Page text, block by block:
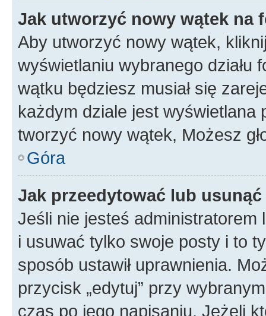
Jak utworzyć nowy wątek na
Aby utworzyć nowy wątek,
wyświetlaniu wybranego działu
wątku będziesz musiał się
każdym dziale jest wyświetlana
tworzyć nowy wątek, Możesz
Góra
Jak przeedytować lub
Jeśli nie jesteś
i usuwać tylko swoje posty i to
sposób ustawił uprawnienia.
przycisk „edytuj” przy
czas po jego napisaniu. Jeżeli